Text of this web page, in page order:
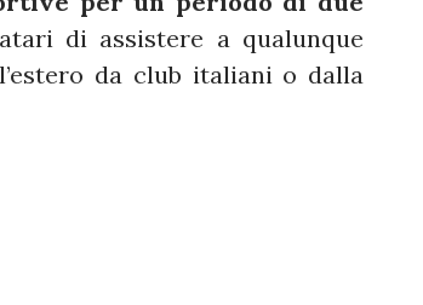
di assistere a qualunque
da club italiani o dalla